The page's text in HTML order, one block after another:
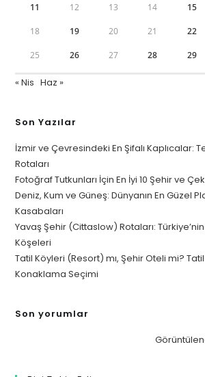
11 12 13 14 15
18 19 20 21 22
25 26 27 28 29
« Nis Haz »
Son Yazılar
İzmir ve Çevresindeki En Şifalı Kaplıcalar:
Rotaları
Fotoğraf Tutkunları İçin En İyi 10 Şehir ve
Deniz, Kum ve Güneş: Dünyanın En Güzel
Kasabaları
Yavaş Şehir (Cittaslow) Rotaları:
Köşeleri
Tatil Köyleri (Resort) mı, Şehir Oteli mi?
Konaklama Seçimi
Son yorumlar